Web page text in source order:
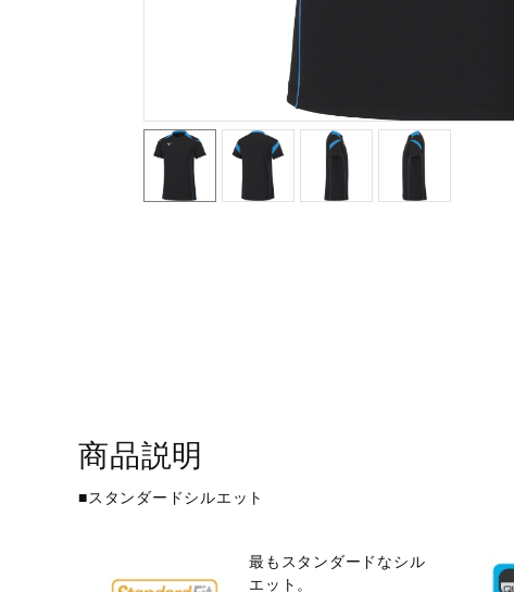
ウィンタースポーツ
健康／エクササイズ
ジュニア／キッズ
商品説明
■スタンダードシルエット
最もスタンダードなシル
エット。